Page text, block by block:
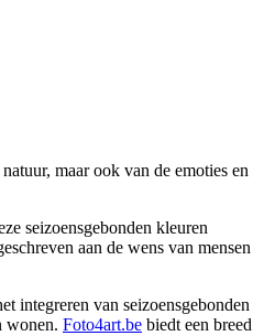
maar ook van de emoties en
seizoensgebonden kleuren
aan de wens van mensen
integreren van seizoensgebonden
wonen. Foto4art.be biedt een breed